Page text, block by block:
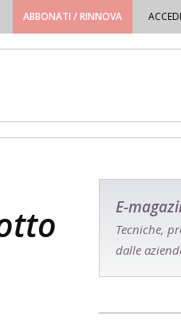
ABBONATI / RINNOVA
E-
Tecniche,
dalle